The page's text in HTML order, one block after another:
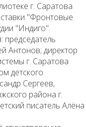
г. Саратова
"Фронтовые
"Индиго".
председатель
Антонов; директор
г. Саратова
детского
Сергеев,
района г.
писатель Алёна